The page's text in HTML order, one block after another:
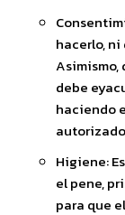
hacerlo,
Asimismo,
debe
haciendo
Higiene:
el pene,
para que